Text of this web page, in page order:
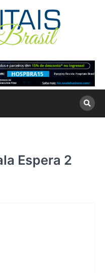
Espera 2